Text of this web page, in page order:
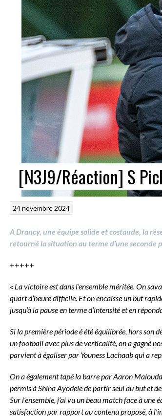
[N3J9/Réaction] S
24 novembre 2024
A Drancy, une équipe solide et costaude, la
retourné la situation au terme d’une seconde
+++++
« La victoire est dans l’ensemble méritée. On
quart d’heure difficile. Et on encaisse un but
jusqu’à la pause en terme d’intensité et en
Si la première période é été équilibrée, hors son
un football avec plus de verticalité, on a gagné
parvient à égaliser par Youness Lachaab qui a
On a également tapé la barre par Aaron
permis à Shina Ayodele de partir seul au but et
Sur l’ensemble, j’ai vu un beau match face à une
satisfaction par rapport au contenu proposé, à